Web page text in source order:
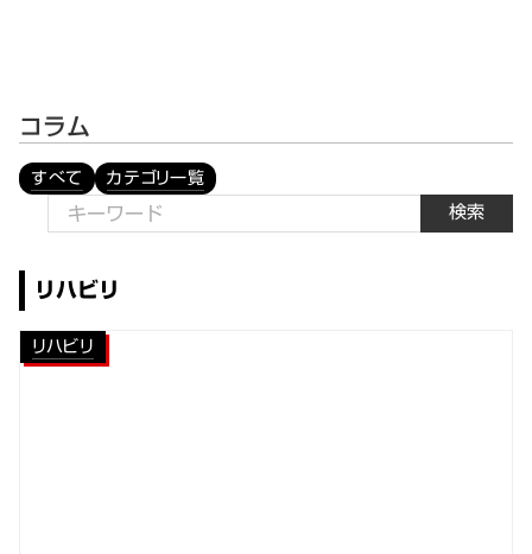
コラム
すべて カテゴリ一覧
検索
リハビリ
リハビリ